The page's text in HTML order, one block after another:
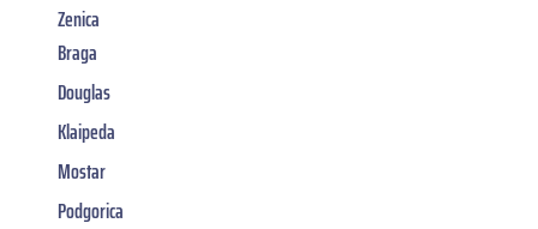
Zenica
Braga
Douglas
Klaipeda
Mostar
Podgorica